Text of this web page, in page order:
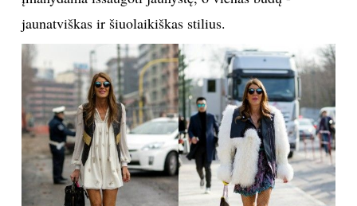
Vida Press nuotr.